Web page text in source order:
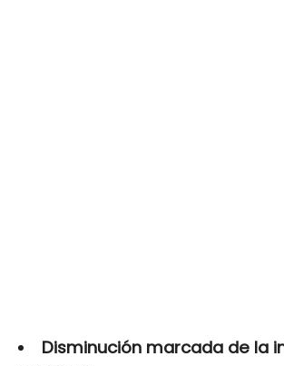
Disminución marcada de la